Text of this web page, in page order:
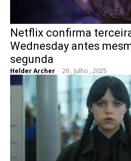
Netflix confirma
Wednesday antes
segunda
Helder Archer - 26 , Julho , 2025